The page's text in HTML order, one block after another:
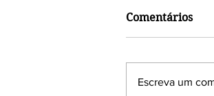
Comentários
Escreva um